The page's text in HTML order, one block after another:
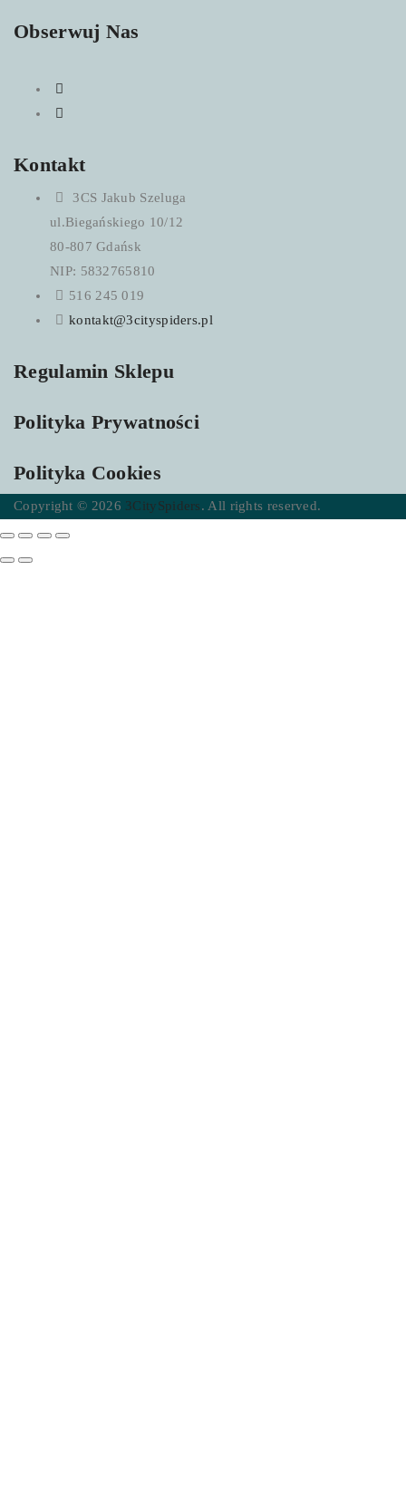
Obserwuj Nas
Kontakt
3CS Jakub Szeluga
ul.Biegańskiego 10/12
80-807 Gdańsk
NIP: 5832765810
516 245 019
kontakt@3cityspiders.pl
Regulamin Sklepu
Polityka Prywatności
Polityka Cookies
Copyright © 2026 3CitySpiders. All rights reserved.